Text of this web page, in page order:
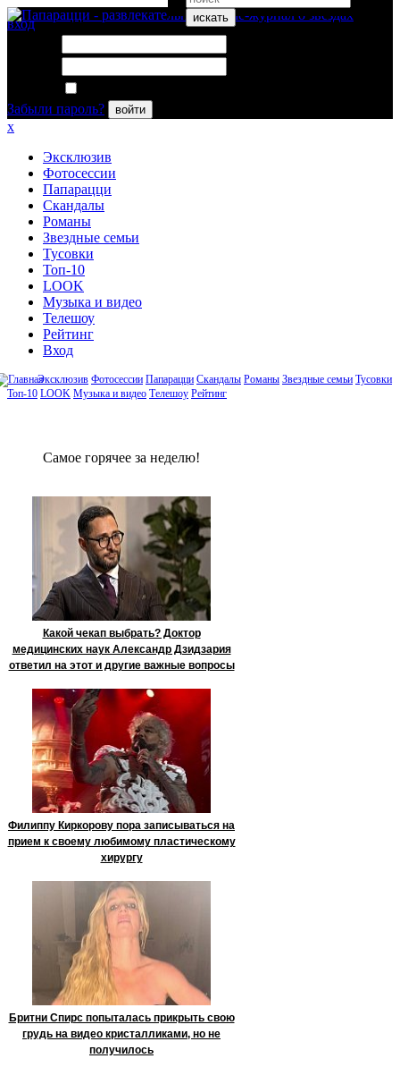
искать
вход
Забыли пароль?
войти
x
Эксклюзив
Фотосессии
Папарацци
Скандалы
Романы
Звездные семьи
Тусовки
Топ-10
LOOK
Музыка и видео
Телешоу
Рейтинг
Вход
Эксклюзив Фотосессии Папарацци Скандалы Романы Звездные семьи Тусовки
Топ-10 LOOK Музыка и видео Телешоу Рейтинг
Сaмое гoрячее за неделю!
Какой чекап выбрать? Доктор
медицинских наук Александр Дзидзария
ответил на этот и другие важные вопросы
Филиппу Киркорову пора записываться на
прием к своему любимому пластическому
хирургу
Бритни Спирс попыталась прикрыть свою
грудь на видео кристалликами, но не
получилось